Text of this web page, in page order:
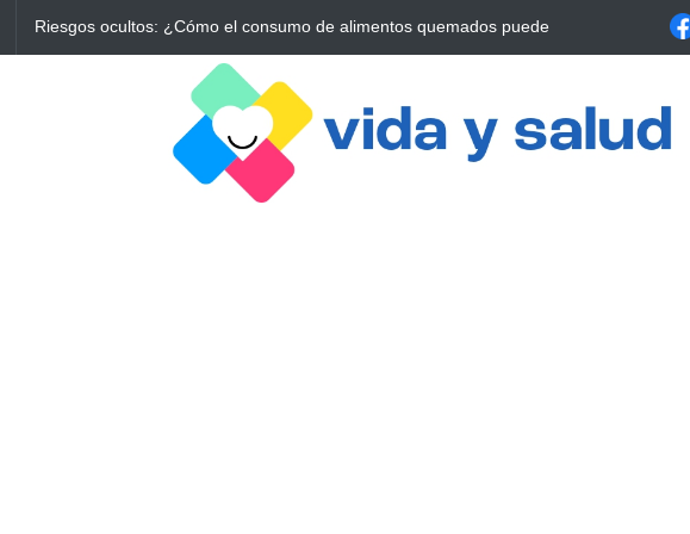
Ayuno Digital: La Estrategia Esencial para Mejorar tu Bienestar La conexión vital